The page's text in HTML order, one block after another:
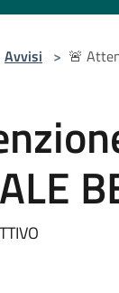
Avvisi > 🚨